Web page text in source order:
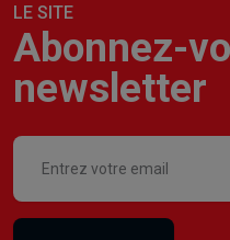
LE SITE
Abonnez-
newsletter